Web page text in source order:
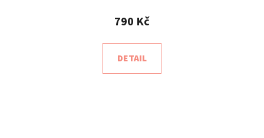
790 Kč
DETAIL